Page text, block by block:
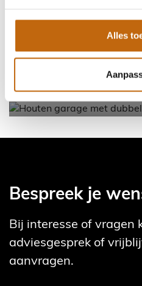
Alles
DUBBELE CARPORT
Bespreek je
Bij interesse of vragen
adviesgesprek of
aanvragen.